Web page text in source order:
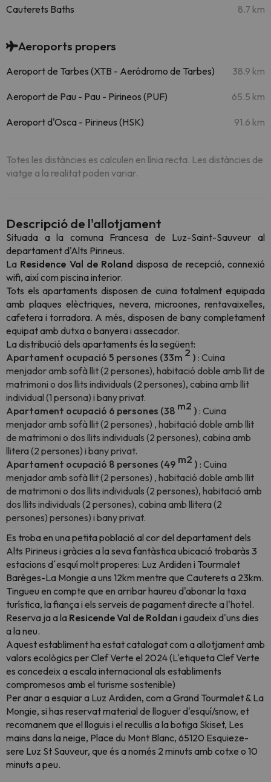
Cauterets Baths 8.7 km
Aeroports propers
Aeroport de Tarbes (XTB - Aeródromo de Tarbes) 38.9 km
Aeroport de Pau - Pau - Pirineos (PUF) 65.5 km
Aeroport d'Osca - Pirineus (HSK) 91.6 km
Totes les distàncies es calculen en línia recta. Les distàncies de
viatge a la realitat poden variar.
Descripció de l'allotjament
Situada a la comuna Francesa de Luz-Saint-Sauveur al
departament d'Alts Pirineus.
La Residence Val de Roland disposa de recepció, connexió
wifi, així com piscina interior.
Tots els apartaments disposen de cuina totalment equipada
amb plaques elèctriques, nevera, microones, rentavaixelles,
cafetera i torradora. A més, disposen de bany completament
equipat amb dutxa o banyera i assecador.
La distribució dels apartaments és la següent:
Apartament ocupació 5 persones (33m 2 ) : Cuina
menjador amb sofà llit (2 persones), habitació doble amb llit de
matrimoni o dos llits individuals (2 persones), cabina amb llit
individual (1 persona) i bany privat.
Apartament ocupació 6 persones (38 m2 ) : Cuina
menjador amb sofà llit (2 persones) , habitació doble amb llit
de matrimoni o dos llits individuals (2 persones), cabina amb
llitera (2 persones) i bany privat.
Apartament ocupació 8 persones (49 m2 ) : Cuina
menjador amb sofà llit (2 persones) , habitació doble amb llit
de matrimoni o dos llits individuals (2 persones), habitació amb
dos llits individuals (2 persones), cabina amb llitera (2
persones) persones) i bany privat.
Es troba en una petita població al cor del departament dels
Alts Pirineus i gràcies a la seva fantàstica ubicació trobaràs 3
estacions d´esquí molt properes: Luz Ardiden i Tourmalet
Barèges-La Mongie a uns 12km mentre que Cauterets a 23km.
Tingueu en compte que en arribar haureu d'abonar la taxa
turística, la fiança i els serveis de pagament directe a l'hotel.
Reserva ja a la Resicende Val de Roldan i gaudeix d'uns dies
a la neu.
Aquest establiment ha estat catalogat com a allotjament amb
valors ecològics per Clef Verte el 2024 (L'etiqueta Clef Verte
es concedeix a escala internacional als establiments
compromesos amb el turisme sostenible)
Per anar a esquiar a Luz Ardiden, com a Grand Tourmalet & La
Mongie, si has reservat material de lloguer d'esquí/snow, et
recomanem que el lloguis i el recullis a la botiga Skiset, Les
mains dans la neige, Place du Mont Blanc, 65120 Esquieze-
sere Luz St Sauveur, que és a només 2 minuts amb cotxe o 10
minuts a peu.